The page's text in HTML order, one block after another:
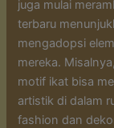
juga mulai
terbaru
mengadopsi
mereka.
motif ikat bisa
artistik di dalam
fashion dan